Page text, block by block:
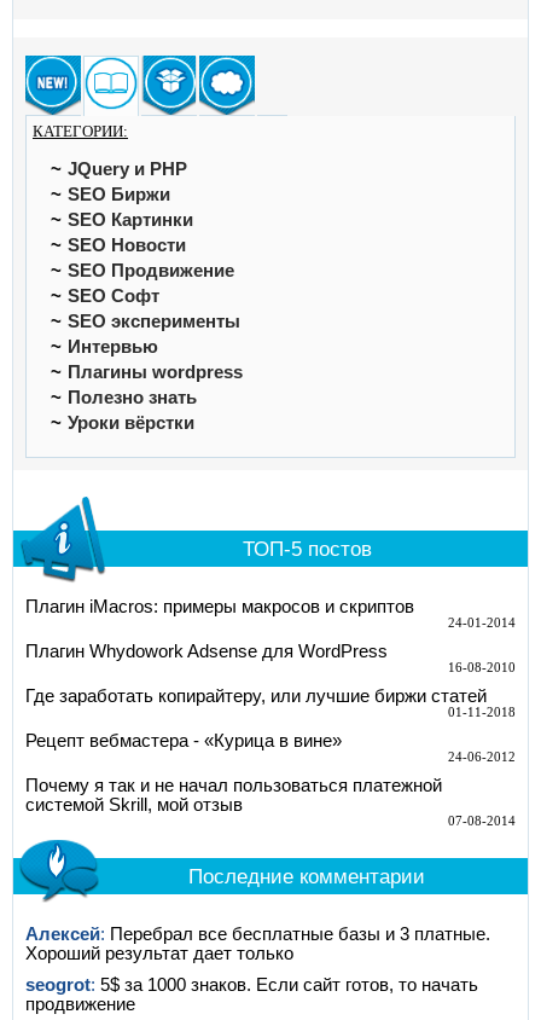
КАТЕГОРИИ:
JQuery и PHP
SEO Биржи
SEO Картинки
SEO Новости
SEO Продвижение
SEO Софт
SEO эксперименты
Интервью
Плагины wordpress
Полезно знать
Уроки вёрстки
ТОП-5 постов
Плагин iMacros: примеры макросов и скриптов
24-01-2014
Плагин Whydowork Adsense для WordPress
16-08-2010
Где заработать копирайтеру, или лучшие биржи статей
01-11-2018
Рецепт вебмастера - «Курица в вине»
24-06-2012
Почему я так и не начал пользоваться платежной
системой Skrill, мой отзыв
07-08-2014
Последние комментарии
Алексей: Перебрал все бесплатные базы и 3 платные.
Хороший результат дает только
seogrot: 5$ за 1000 знаков. Если сайт готов, то начать
продвижение